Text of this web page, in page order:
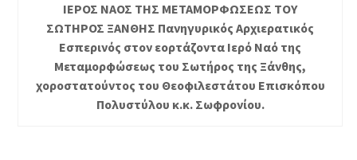
ΙΕΡΟΣ ΝΑΟΣ ΤΗΣ ΜΕΤΑΜΟΡΦΩΣΕΩΣ ΤΟΥ
ΣΩΤΗΡΟΣ ΞΑΝΘΗΣ Πανηγυρικός Αρχιερατικός
Εσπερινός στον εορτάζοντα Ιερό Ναό της
Μεταμορφώσεως του Σωτήρος της Ξάνθης,
χοροστατούντος του Θεοφιλεστάτου Επισκόπου
Πολυστύλου κ.κ. Σωφρονίου.